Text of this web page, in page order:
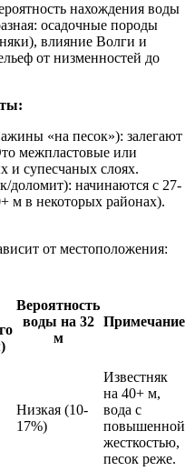
нахождения воды
осадочные породы
влияние Волги и
от низменностей до
«на песок»): залегают
межпластовые или
и супесчаных слоях.
доломит): начинаются с 27-
м в некоторых районах).
от местоположения:
Вероятность
воды на 32
м
Примечание
Низкая (10-
17%)
Известняк
на 40+ м,
вода с
повышенной
жесткостью,
песок реже.